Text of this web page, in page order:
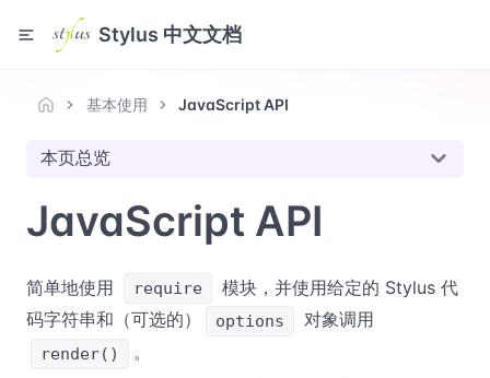
Stylus 中文文档
基本使用 JavaScript API
本页总览
JavaScript API
简单地使用 require
模块，并使用给定的 Stylus 代
码字符串和（可选的）
options 对象调用
render()
。